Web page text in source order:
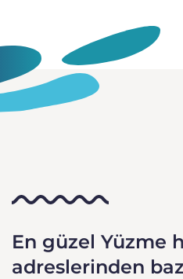
En güzel Yüzme
adreslerinden